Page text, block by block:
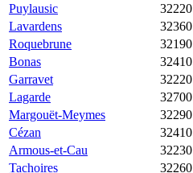
Puylausic
32220
Lavardens
32360
Roquebrune
32190
Bonas
32410
Garravet
32220
Lagarde
32700
Margouët-Meymes
32290
Cézan
32410
Armous-et-Cau
32230
Tachoires
32260